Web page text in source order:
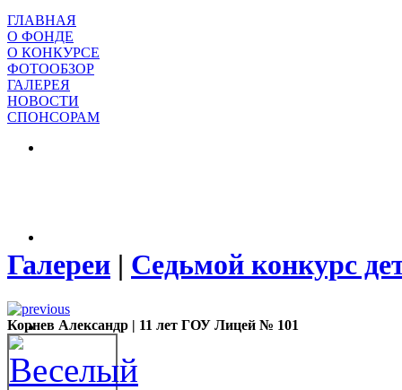
ГЛАВНАЯ
О ФОНДЕ
О КОНКУРСЕ
ФОТООБЗОР
ГАЛЕРЕЯ
НОВОСТИ
СПОНСОРАМ
Галереи | Седьмой конкурс
Корнев Александр | 11 лет ГОУ Лицей № 101